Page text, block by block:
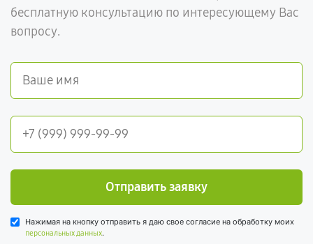
бесплатную консультацию по интересующему Вас
вопросу.
Отправить заявку
Нажимая на кнопку отправить я даю свое согласие на обработку моих
персональных данных.